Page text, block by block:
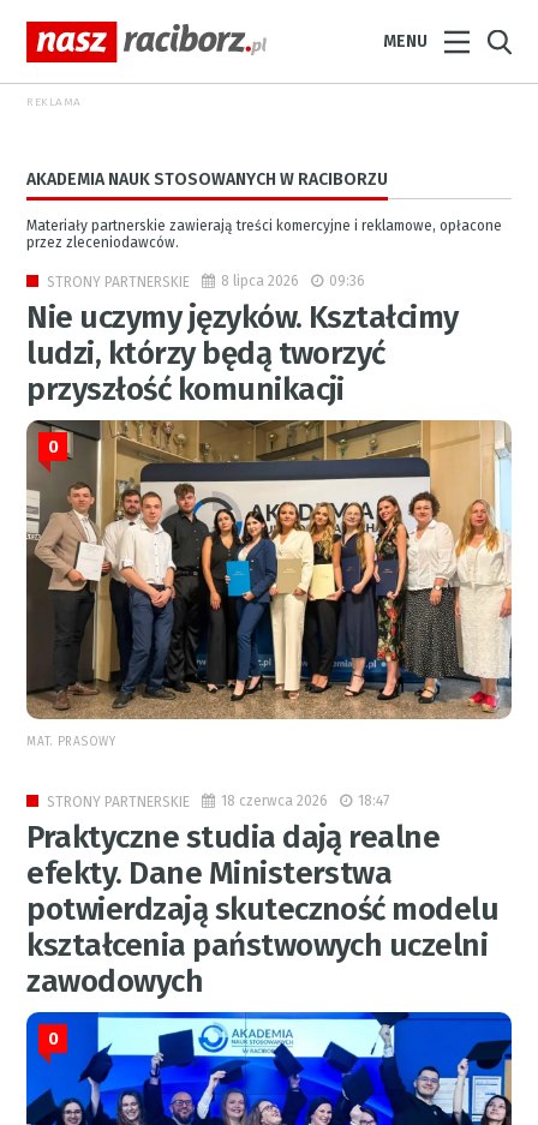
MENU
REKLAMA
AKADEMIA NAUK STOSOWANYCH W RACIBORZU
Materiały partnerskie zawierają treści komercyjne i reklamowe, opłacone
przez zleceniodawców.
STRONY PARTNERSKIE 8 lipca 2026 09:36
Nie uczymy języków. Kształcimy
ludzi, którzy będą tworzyć
przyszłość komunikacji
0
MAT. PRASOWY
STRONY PARTNERSKIE 18 czerwca 2026 18:47
Praktyczne studia dają realne
efekty. Dane Ministerstwa
potwierdzają skuteczność modelu
kształcenia państwowych uczelni
zawodowych
0